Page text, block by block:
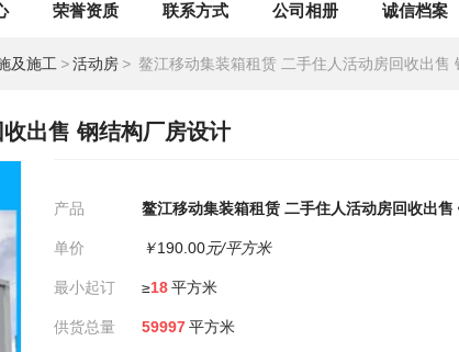
荣誉资质 联系方式 公司相册 诚信档案
及施工 >活动房 > 鳌江移动集装箱租赁 二手住人活动房回收出售
出售 钢结构厂房设计
产品 鳌江移动集装箱租赁 二手住人活动房回收出售
单价 ￥190.00元/平方米
最小起订 ≥18平方米
供货总量 59997平方米